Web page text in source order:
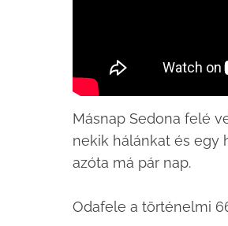
Másnap Sedona felé
nekik hálánkat és egy
azóta má pár nap.
Odafele a történelmi